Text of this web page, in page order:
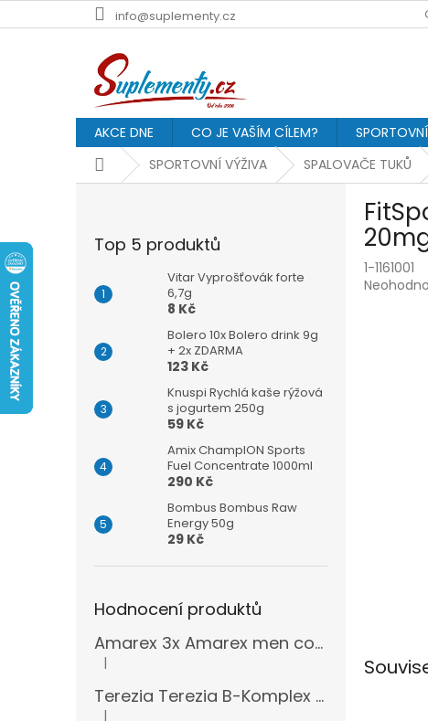
na
info@suplementy.cz
AKCE DNE CO JE VAŠÍM CÍLEM?
DomůSPORTOVNÍ VÝŽIVA SPALOVAČE TUKŮ
Top 5 produktů
Vitar Vyprošťovák forte
6,7g
8 Kč
Bolero 10x Bolero drink 9g
+ 2x ZDARMA
123 Kč
Knuspi Rychlá kaše rýžová
s jogurtem 250g
59 Kč
Amix ChampION Sports
Fuel Concentrate 1000ml
290 Kč
Bombus Bombus Raw
Energy 50g
29 Kč
Hodnocení produktů
Amarex 3x Amarex men complex 120 kapslí
Hodnocení produktu je 5 z 5 hvězdiček.
|
Terezia Terezia B-Komplex super forte 100 tablet
|
1-1161001
Průměrné